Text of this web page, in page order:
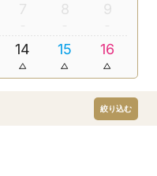
7 8 9
14 15 16
絞り込む